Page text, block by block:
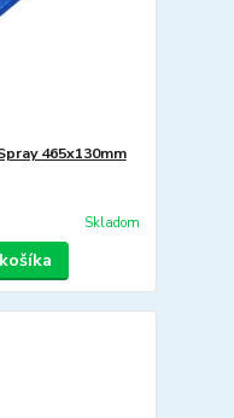
465x130mm
Skladom